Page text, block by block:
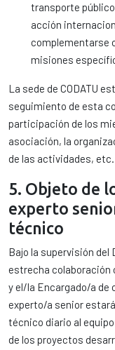
transporte
acción
complementarse
misiones
La sede de CODATU
seguimiento de esta
participación de los
asociación, la
de las actividades, etc.
5. Objeto de
experto
técnico
Bajo la supervisión del
estrecha colaboración
y el/la Encargado/a de
experto/a senior
técnico diario al
de los proyectos